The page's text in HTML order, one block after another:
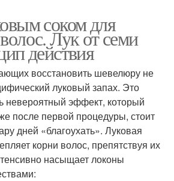
соком для
Лук от семи
действия
восстановить шевелюру не
луковый запах. Это
невероятный эффект, который
после первой процедуры, стоит
дней «благоухать». Луковая
корни волос, препятствуя их
насыщает локоны